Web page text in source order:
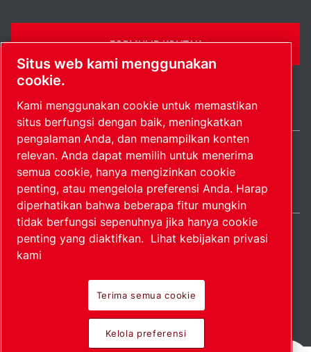
FORMULIR KONTAK
Peta situsKelola preferensi© 2026 Hak Cipta.
Indonesia / IN
Produk perintis.
Diterapkan dengan
Situs web kami menggunakan
cookie.
Kami menggunakan cookie untuk memastikan
situs berfungsi dengan baik, meningkatkan
pengalaman Anda, dan menampilkan konten
relevan. Anda dapat memilih untuk menerima
semua cookie, hanya mengizinkan cookie
penting, atau mengelola preferensi Anda. Harap
diperhatikan bahwa beberapa fitur mungkin
tidak berfungsi sepenuhnya jika hanya cookie
penting yang diaktifkan. Lihat kebijakan privasi
kami
Terima semua cookie
Kelola preferensi